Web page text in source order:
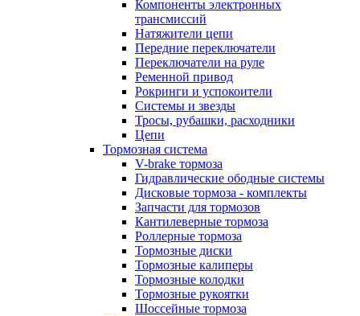
Компоненты электронных
трансмиссий
Натяжители цепи
Передние переключатели
Переключатели на руле
Ременной привод
Рокринги и успокоители
Системы и звезды
Тросы, рубашки, расходники
Цепи
Тормозная система
V-brake тормоза
Гидравлические ободные системы
Дисковые тормоза - комплекты
Запчасти для тормозов
Кантилеверные тормоза
Роллерные тормоза
Тормозные диски
Тормозные калиперы
Тормозные колодки
Тормозные рукоятки
Шоссейные тормоза